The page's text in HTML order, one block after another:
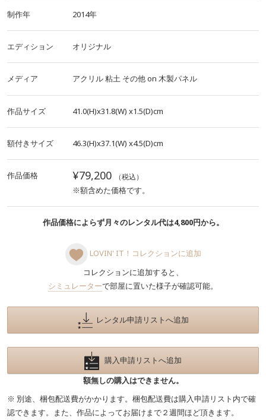
制作年 2014年
エディション オリジナル
メディア アクリル粘土 その他on 木製パネル
作品サイズ 41.0(H)x31.8(W) x1.5(D)cm
額付きサイズ 46.3(H)x37.1(W) x4.5(D)cm
作品価格 ¥79,200 （税込）
※額含めた価格です。
作品価格によらず月々のレンタル代は4,800円から。
LOVIN' IT！コレクションに追加
コレクションに追加すると、
シミュレーターで部屋に置いた様子が確認可能。
レンタル申請リストへ追加
購入申請リストへ追加
額無しの購入はできません。
※ 別途、梱包配送費がかかります。梱包配送費は購入申請リスト内で確
認できます。また、作品によってお届けまで２週間ほど頂きます。